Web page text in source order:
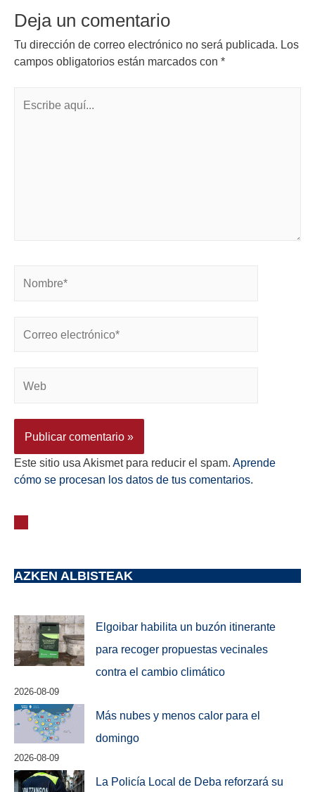
Deja un comentario
Tu dirección de correo electrónico no será publicada. Los
campos obligatorios están marcados con *
Este sitio usa Akismet para reducir el spam. Aprende
cómo se procesan los datos de tus comentarios.
AZKEN ALBISTEAK
Elgoibar habilita un buzón itinerante
para recoger propuestas vecinales
contra el cambio climático
2026-08-09
Más nubes y menos calor para el
domingo
2026-08-09
La Policía Local de Deba reforzará su